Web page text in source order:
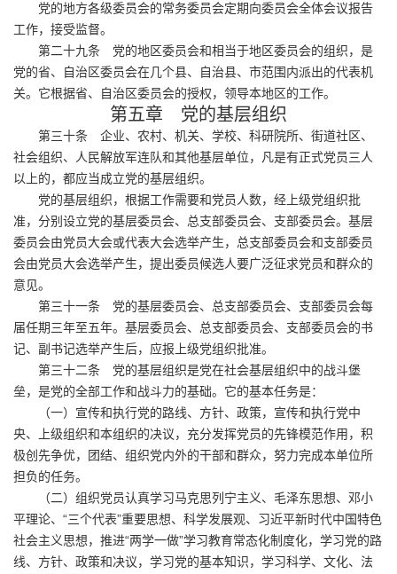
党的地方各级委员会的常务委员会定期向委员会全体会议报告
工作，接受监督。
第二十九条 党的地区委员会和相当于地区委员会的组织，是
党的省、自治区委员会在几个县、自治县、市范围内派出的代表机
关。它根据省、自治区委员会的授权，领导本地区的工作。
第五章 党的基层组织
第三十条 企业、农村、机关、学校、科研院所、街道社区、
社会组织、人民解放军连队和其他基层单位，凡是有正式党员三人
以上的，都应当成立党的基层组织。
党的基层组织，根据工作需要和党员人数，经上级党组织批
准，分别设立党的基层委员会、总支部委员会、支部委员会。基层
委员会由党员大会或代表大会选举产生，总支部委员会和支部委员
会由党员大会选举产生，提出委员候选人要广泛征求党员和群众的
意见。
第三十一条 党的基层委员会、总支部委员会、支部委员会每
届任期三年至五年。基层委员会、总支部委员会、支部委员会的书
记、副书记选举产生后，应报上级党组织批准。
第三十二条 党的基层组织是党在社会基层组织中的战斗堡
垒，是党的全部工作和战斗力的基础。它的基本任务是：
（一）宣传和执行党的路线、方针、政策，宣传和执行党中
央、上级组织和本组织的决议，充分发挥党员的先锋模范作用，积
极创先争优，团结、组织党内外的干部和群众，努力完成本单位所
担负的任务。
（二）组织党员认真学习马克思列宁主义、毛泽东思想、邓小
平理论、“三个代表”重要思想、科学发展观、习近平新时代中国特色
社会主义思想，推进“两学一做”学习教育常态化制度化，学习党的路
线、方针、政策和决议，学习党的基本知识，学习科学、文化、法